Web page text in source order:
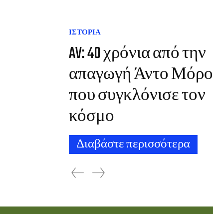
ΙΣΤΟΡΙΑ
AV: 40 χρόνια από την
απαγωγή Άντο Μόρο
που συγκλόνισε τον
κόσμο
Διαβάστε περισσότερα